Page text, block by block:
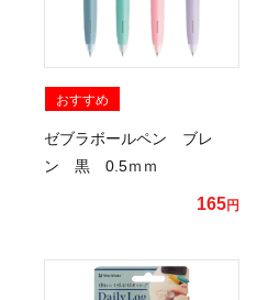
おすすめ
ゼブラボールペン ブレ
ン 黒 0.5ｍｍ
165円